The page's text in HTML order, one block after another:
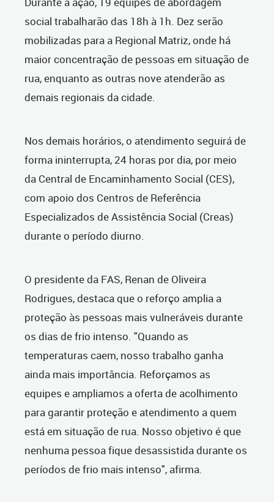
social trabalharão das 18h à 1h. Dez serão
mobilizadas para a Regional Matriz, onde há
maior concentração de pessoas em situação de
rua, enquanto as outras nove atenderão as
demais regionais da cidade.
Nos demais horários, o atendimento seguirá de
forma ininterrupta, 24 horas por dia, por meio
da Central de Encaminhamento Social (CES),
com apoio dos Centros de Referência
Especializados de Assistência Social (Creas)
durante o período diurno.
O presidente da FAS, Renan de Oliveira
Rodrigues, destaca que o reforço amplia a
proteção às pessoas mais vulneráveis durante
os dias de frio intenso. "Quando as
temperaturas caem, nosso trabalho ganha
ainda mais importância. Reforçamos as
equipes e ampliamos a oferta de acolhimento
para garantir proteção e atendimento a quem
está em situação de rua. Nosso objetivo é que
nenhuma pessoa fique desassistida durante os
períodos de frio mais intenso", afirma.